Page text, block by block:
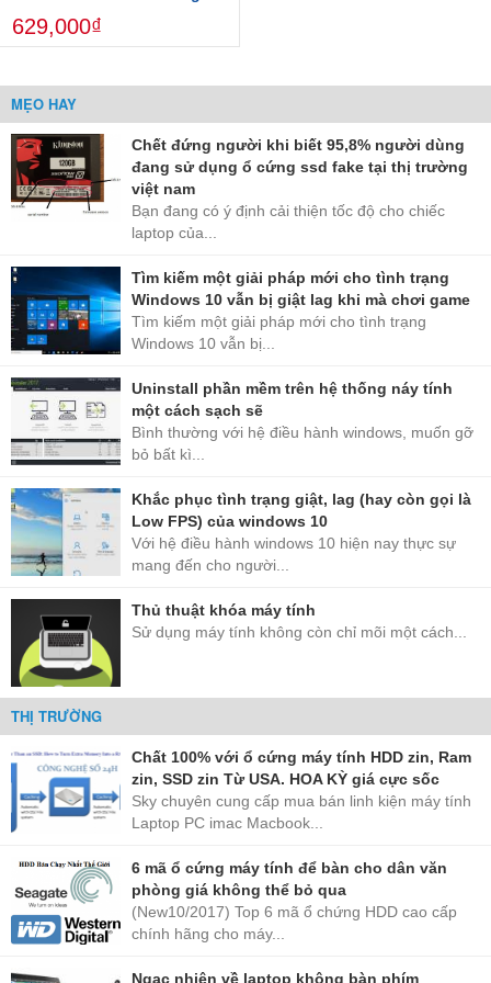
Bảo hành 36T 1 Đổi 1
629,000₫
MẸO HAY
Chết đứng người khi biết 95,8% người dùng
đang sử dụng ổ cứng ssd fake tại thị trường
việt nam
Bạn đang có ý định cải thiện tốc độ cho chiếc
laptop của...
Tìm kiếm một giải pháp mới cho tình trạng
Windows 10 vẫn bị giật lag khi mà chơi game
Tìm kiếm một giải pháp mới cho tình trạng
Windows 10 vẫn bị...
Uninstall phần mềm trên hệ thống náy tính
một cách sạch sẽ
Bình thường với hệ điều hành windows, muốn gỡ
bỏ bất kì...
Khắc phục tình trạng giật, lag (hay còn gọi là
Low FPS) của windows 10
Với hệ điều hành windows 10 hiện nay thực sự
mang đến cho người...
Thủ thuật khóa máy tính
Sử dụng máy tính không còn chỉ mõi một cách...
THỊ TRƯỜNG
Chất 100% với ổ cứng máy tính HDD zin, Ram
zin, SSD zin Từ USA. HOA KỲ giá cực sốc
Sky chuyên cung cấp mua bán linh kiện máy tính
Laptop PC imac Macbook...
6 mã ổ cứng máy tính để bàn cho dân văn
phòng giá không thể bỏ qua
(New10/2017) Top 6 mã ổ chứng HDD cao cấp
chính hãng cho máy...
Ngạc nhiên về laptop không bàn phím